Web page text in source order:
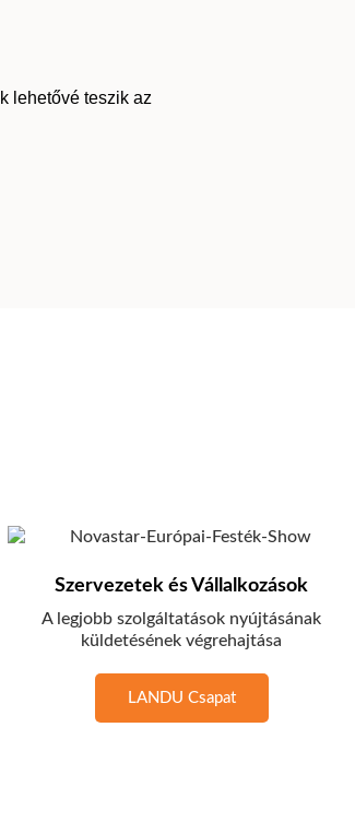
lehetővé teszik az
Szervezetek és Vállalkozások
A legjobb szolgáltatások nyújtásának
küldetésének végrehajtása
LANDU Csapat